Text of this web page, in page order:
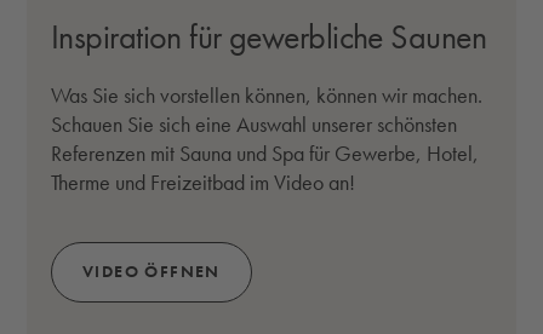
Inspiration für gewerbliche Saunen
Was Sie sich vorstellen können, können wir machen.
Schauen Sie sich eine Auswahl unserer schönsten
Referenzen mit Sauna und Spa für Gewerbe, Hotel,
Therme und Freizeitbad im Video an!
VIDEO ÖFFNEN
(ÖFFNET SICH IN EINEM MODALEN FENSTER)